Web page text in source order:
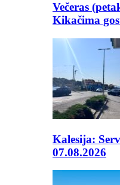
Večeras
Kikačima
Kalesija:
07.08.2026